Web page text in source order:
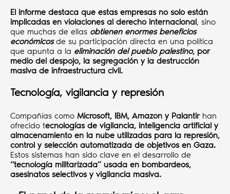
El informe destaca que estas empresas no solo están
implicadas en violaciones al derecho internacional, sino
que muchas de ellas obtienen enormes beneficios
económicos de su participación directa en una política
que apunta a la eliminación del pueblo palestino, por
medio del despojo, la segregación y la destrucción
masiva de infraestructura civil.
Tecnología, vigilancia y represión
Compañías como Microsoft, IBM, Amazon y Palantirhan
ofrecido tecnologías de vigilancia, inteligencia artificial y
almacenamiento en la nube utilizadas para la represión,
control y selección automatizada de objetivos en Gaza.
Estos sistemas han sido clave en el desarrollo de
“tecnología militarizada” usada en bombardeos,
asesinatos selectivos y vigilancia masiva.